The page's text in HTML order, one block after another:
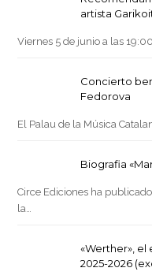
artista
Viernes 5 de junio a las
Concierto
Fedorova
El Palau de la Música
Biografia
Circe Ediciones ha
la…
«Werther»,
2025-2026